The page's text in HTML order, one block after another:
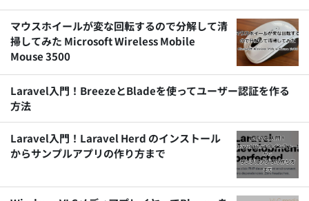
マウスホイールが変な回転するので分解して清
掃してみた Microsoft Wireless Mobile
Mouse 3500
Laravel入門！BreezeとBladeを使ってユーザー認証を作る
方法
Laravel入門！Laravel Herd のインストール
からサンプルアプリの作り方まで